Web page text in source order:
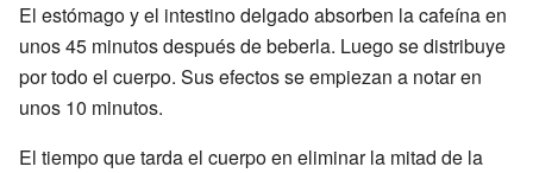
El estómago y el intestino delgado absorben la cafeína en
unos 45 minutos después de beberla. Luego se distribuye
por todo el cuerpo. Sus efectos se empiezan a notar en
unos 10 minutos.
El tiempo que tarda el cuerpo en eliminar la mitad de la